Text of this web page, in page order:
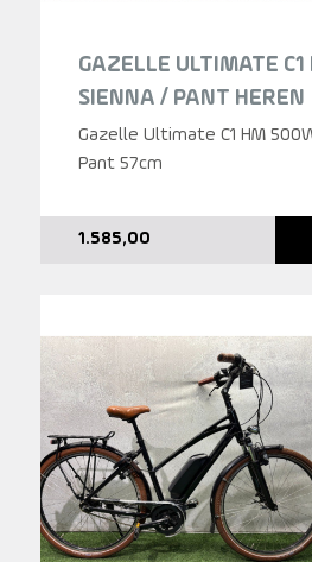
GAZELLE ULTIMATE
SIENNA / PANT HEREN
Gazelle Ultimate C1 HM
Pant 57cm
1.585,00